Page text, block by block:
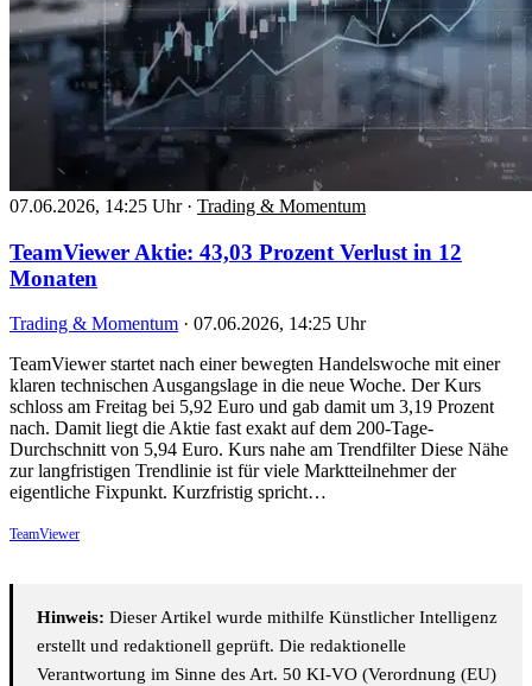
07.06.2026, 14:25 Uhr · Trading & Momentum
TeamViewer Aktie: 43,03 Prozent Verlust in 12
Monaten
Trading & Momentum · 07.06.2026, 14:25 Uhr
TeamViewer startet nach einer bewegten Handelswoche mit einer
klaren technischen Ausgangslage in die neue Woche. Der Kurs
schloss am Freitag bei 5,92 Euro und gab damit um 3,19 Prozent
nach. Damit liegt die Aktie fast exakt auf dem 200-Tage-
Durchschnitt von 5,94 Euro. Kurs nahe am Trendfilter Diese Nähe
zur langfristigen Trendlinie ist für viele Marktteilnehmer der
eigentliche Fixpunkt. Kurzfristig spricht…
TeamViewer
Hinweis: Dieser Artikel wurde mithilfe Künstlicher Intelligenz
erstellt und redaktionell geprüft. Die redaktionelle
Verantwortung im Sinne des Art. 50 KI-VO (Verordnung (EU)